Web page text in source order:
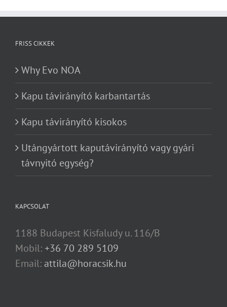
FRISS CIKKEK
Why Evo NOA
Kapu távirányító karbantartás
Kapu távirányító kisokos
Utángyártott kaputávirányító vagy gyári
távnyitó egység?
KAPCSOLAT
1188 Budapest Kisfaludy u. 116/B
Mobil:+36 70 289 5109
Email: attila@horacsik.hu